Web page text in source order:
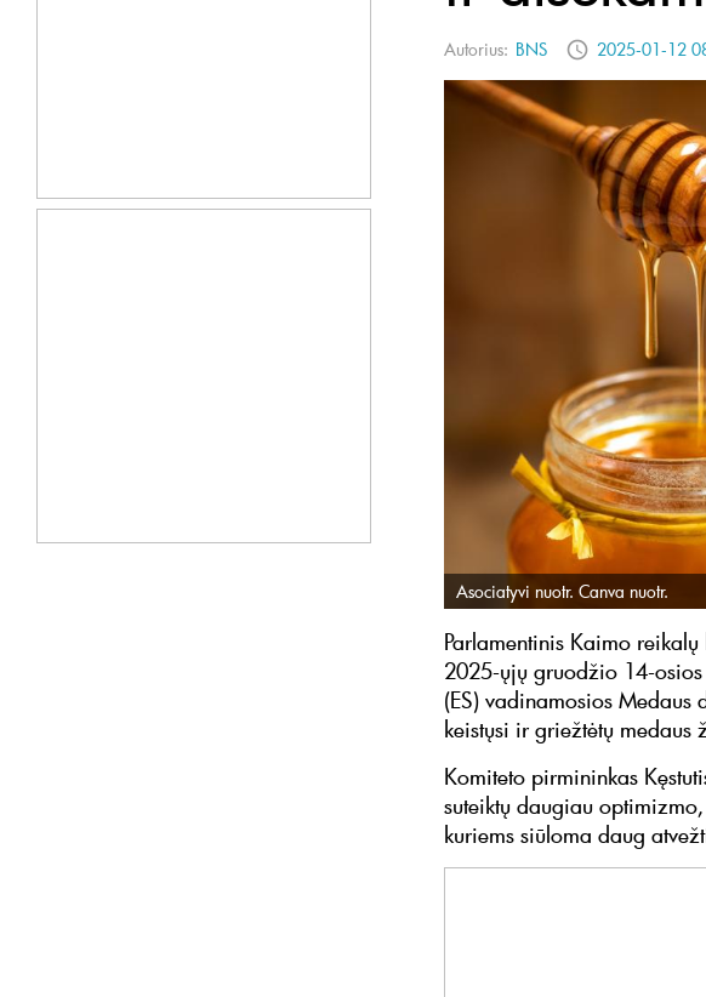
Autorius: BNS 2025-01-12
Asociatyvi nuotr. Canva nuotr.
Parlamentinis Kaimo
2025-ųjų gruodžio 14-
(ES) vadinamosios Medaus
keistųsi ir griežtėtų
Komiteto pirmininkas
suteiktų daugiau
kuriems siūloma daug